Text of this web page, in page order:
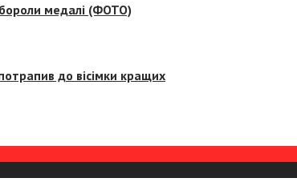
медалі (ФОТО)
до вісімки кращих